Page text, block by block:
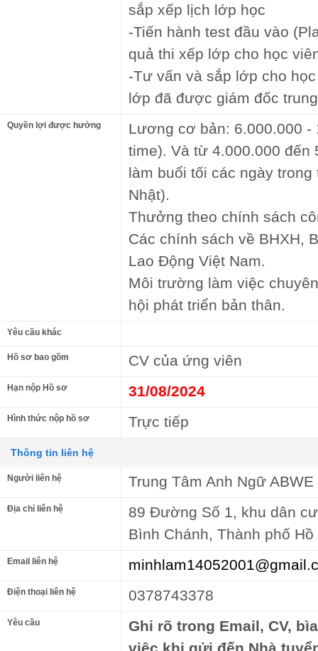
sắp xếp lịch lớp học
-Tiến hành test đầu vào
quả thi xếp lớp cho học
-Tư vấn và sắp lớp cho
lớp đã được giám đốc
Quyền lợi được hưởng
Lương cơ bản: 6.000.000 -
time). Và từ 4.000.000 đến
làm buổi tối các ngày
Nhật).
Thưởng theo chính sách
Các chính sách về BHXH,
Lao Động Việt Nam.
Môi trường làm việc
hội phát triển bản thân.
Yêu cầu khác
Hồ sơ bao gồm CV của ứng viên
Hạn nộp Hồ sơ 31/08/2024
Hình thức nộp hồ sơ Trực tiếp
Thông tin liên hệ
Người liên hệ Trung Tâm Anh Ngữ ABWE
Địa chỉ liên hệ
89 Đường Số 1, khu dân
Bình Chánh, Thành phố
Email liên hệ
Điện thoại liên hệ 0378743378
Yêu cầu
Ghi rõ trong Email, CV,
việc khi gửi đến Nhà